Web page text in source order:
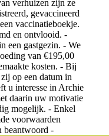
verhuizen zijn ze
gevaccineerd
vaccinatieboekje.
en ontvlooid. -
een gastgezin. - We
van €195,00
kosten. - Bij
op een datum in
u interesse in Archie
daarin uw motivatie
mogelijk. - Enkel
voorwaarden
beantwoord -